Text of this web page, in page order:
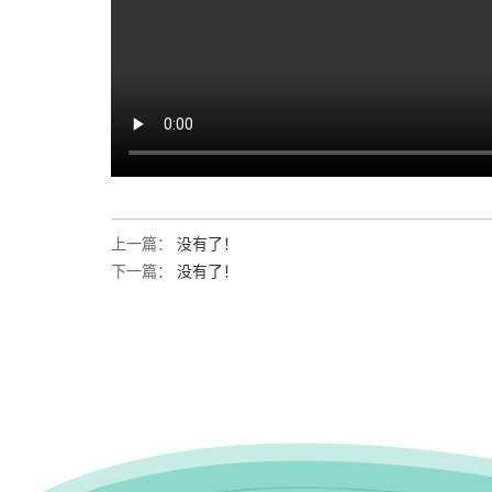
上一篇： 没有了！
下一篇： 没有了！